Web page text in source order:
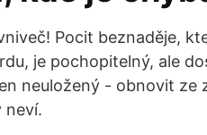
Pocit beznaděje,
je pochopitelný, ale
neuložený - obnovit ze
neví.